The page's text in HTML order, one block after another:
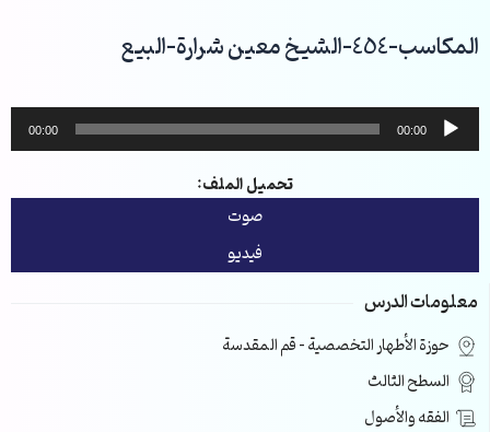
إلىالمكاسب-454-الشيخ معين شرارة-البيع
مشغل
الصوت
00:00
00:00
تحميل الملف:
صوت
فيديو
معلومات الدرس
حوزة الأطهار التخصصية – قم المقدسة
السطح الثالث
الفقه والأصول